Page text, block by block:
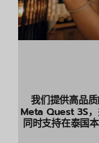
我们提供高品
Meta Quest 3S，
同时支持在泰国